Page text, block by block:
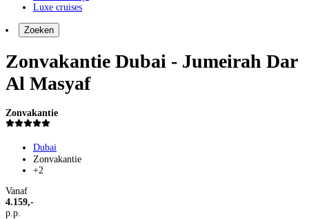
Luxe cruises
Zoeken
Zonvakantie Dubai - Jumeirah Dar
Al Masyaf
Zonvakantie
Dubai
Zonvakantie
+2
Vanaf
4.159,-
p.p.